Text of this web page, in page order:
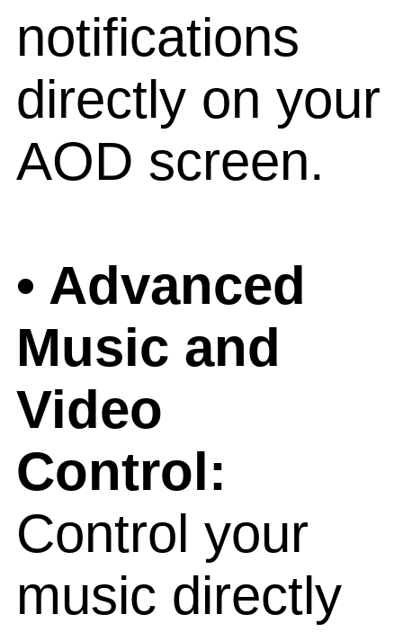
notifications
directly on your
AOD screen.
• Advanced
Music and
Video
Control:
Control your
music directly